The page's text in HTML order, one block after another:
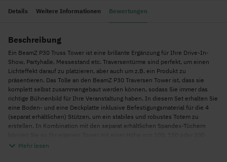
Details Weitere Informationen Bewertungen
Beschreibung
Ein BeamZ P30 Truss Tower ist eine brillante Ergänzung für Ihre Drive-In-
Show, Partyhalle, Messestand etc. Traversentürme sind perfekt, um einen
Lichteffekt darauf zu platzieren, aber auch um z.B. ein Produkt zu
präsentieren. Das Tolle an den BeamZ P30 Traversen Tower ist, dass sie
komplett selbst zusammengebaut werden können, sodass Sie immer das
richtige Bühnenbild für Ihre Veranstaltung haben. In diesem Set erhalten Sie
eine Boden- und eine Deckplatte inklusive Befestigungsmaterial für die 4
(separat erhältlichen) Stützen, um ein stabiles und robustes Totem zu
erstellen. In Kombination mit den separat erhältlichen Spandex-Tüchern
Zentimetern zusammenstellen
Mehr lesen